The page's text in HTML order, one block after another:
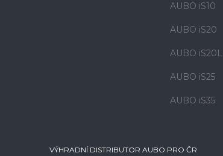
AUBO iS10
AUBO iS20
AUBO iS20L
AUBO iS25
AUBO iS35
VÝHRADNÍ DISTRIBUTOR AUBO PRO ČR